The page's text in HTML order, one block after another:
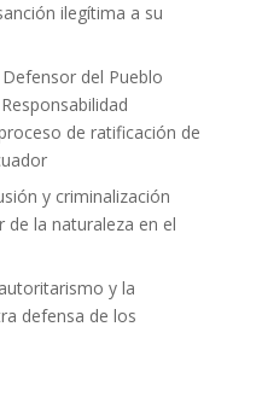
ilegítima a su
del Pueblo
de ratificación de
y criminalización
de la naturaleza en el
y la
defensa de los